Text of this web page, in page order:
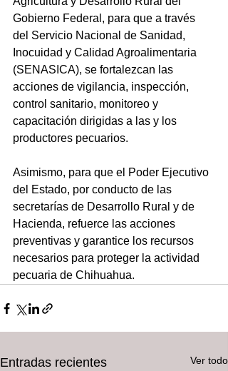
Gobierno Federal, para que a través
del Servicio Nacional de Sanidad,
Inocuidad y Calidad Agroalimentaria
(SENASICA), se fortalezcan las
acciones de vigilancia, inspección,
control sanitario, monitoreo y
capacitación dirigidas a las y los
productores pecuarios.
Asimismo, para que el Poder Ejecutivo
del Estado, por conducto de las
secretarías de Desarrollo Rural y de
Hacienda, refuerce las acciones
preventivas y garantice los recursos
necesarios para proteger la actividad
pecuaria de Chihuahua.
Entradas recientes Ver todo